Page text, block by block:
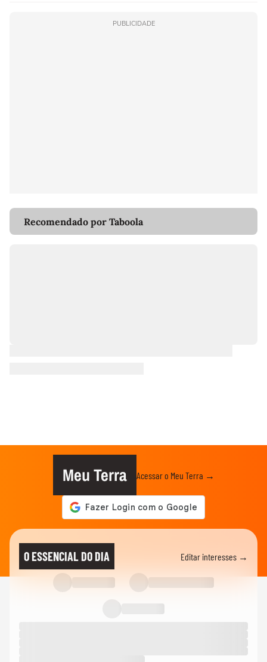
PUBLICIDADE
Recomendado por Taboola
Meu Terra Acessar o Meu Terra →
O ESSENCIAL DO DIA Editar interesses →